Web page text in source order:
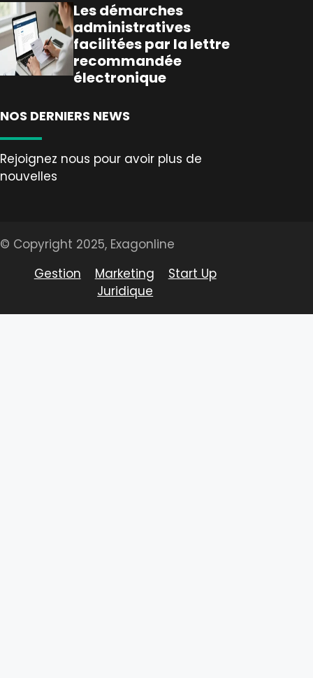
Les démarches
administratives
facilitées par la lettre
recommandée
électronique
NOS DERNIERS NEWS
Rejoignez nous pour avoir plus de
nouvelles
© Copyright 2025, Exagonline
Gestion
Marketing
Start Up
Juridique